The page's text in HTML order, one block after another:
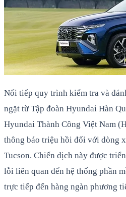
Nối tiếp quy trình kiểm tra và
ngặt từ Tập đoàn Hyundai Hàn
Hyundai Thành Công Việt Nam
thông báo triệu hồi đối với dòng
Tucson. Chiến dịch này được
lỗi liên quan đến hệ thống phần
trực tiếp đến hàng ngàn phương